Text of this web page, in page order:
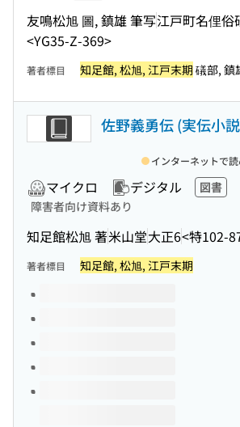
友鳴松旭 圖, 鎮雄 筆写江戸町名俚俗
<YG35-Z-369>
著者標目 知足館, 松旭, 江戸末期 礒部, 鎮
佐野義勇伝 (実伝小
マイクロ デジタル
図書
障害者向け資料あり
知足館松旭 著米山堂大正6<特102-
インターネットで
著者標目 知足館, 松旭, 江戸末期
このタイトルの巻号